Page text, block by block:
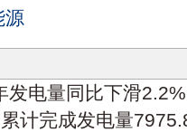
源
发电量同比下滑2.2%
计完成发电量